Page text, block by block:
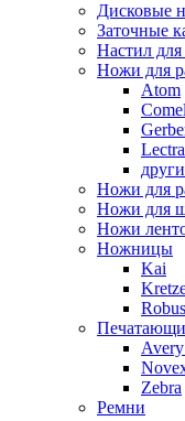
Дисковые
Заточные
Настил
Ножи для
Atom
Lectra
Ножи для
Ножи для
Ножи
Ножницы
Kai
Zebra
Ремни